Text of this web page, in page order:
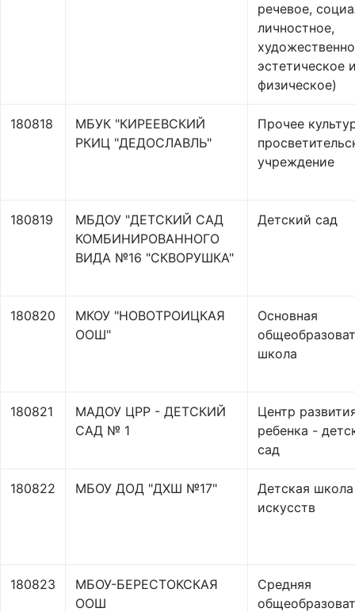
речевое,
личностное,
эстетическое
физическое)
180818
МБУК "КИРЕЕВСКИЙ
РКИЦ "ДЕДОСЛАВЛЬ"
Прочее
учреждение
180819
МБДОУ "ДЕТСКИЙ САД
КОМБИНИРОВАННОГО
ВИДА №16 "СКВОРУШКА"
Детский сад
180820
МКОУ "НОВОТРОИЦКАЯ
ООШ"
Основная
школа
180821
МАДОУ ЦРР - ДЕТСКИЙ
САД № 1
Центр
ребенка -
сад
180822 МБОУ ДОД "ДХШ №17"
Детская школа
искусств
180823
МБОУ-БЕРЕСТОКСКАЯ
ООШ
Средняя